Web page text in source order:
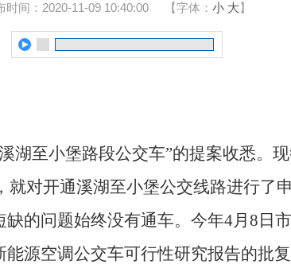
时间：2020-11-09 10:40:00 【字体： 小 大】
湖至小堡路段公交车”的提案收悉。
就对开通溪湖至小堡公交线路进行了
的问题始终没有通车。今年4月8日
能源空调公交车可行性研究报告的批